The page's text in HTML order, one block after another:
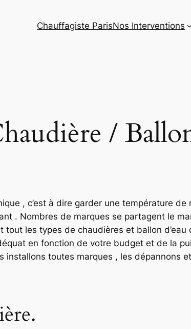
Chauffagiste ParisNos Interventions
/
, c’est à dire garder une température de
. Nombres de marques se partagent le
tout les types de chaudières et ballon d’eau
en fonction de votre budget et de la
installons toutes marques , les dépannons